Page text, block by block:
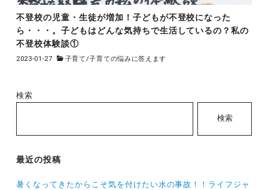
不登校の児童・生徒が増加！子どもが不登校になった
ら・・・。子どもはどんな気持ちで生活しているの？私の
不登校体験談①
2023-01-27 子育て/子育ての悩みに答えます
検索
検索
最近の投稿
暑くなってきたからこそ気を付けたい水の事故！！ライフジャ